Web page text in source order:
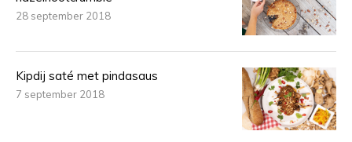
28 september 2018
Kipdij saté met pindasaus
7 september 2018